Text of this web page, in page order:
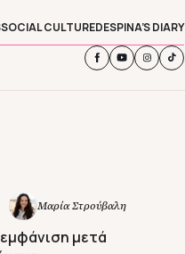
SOCIAL CULTUREDESPINA’S DIARY
Μαρία Στρούβαλη
μετά